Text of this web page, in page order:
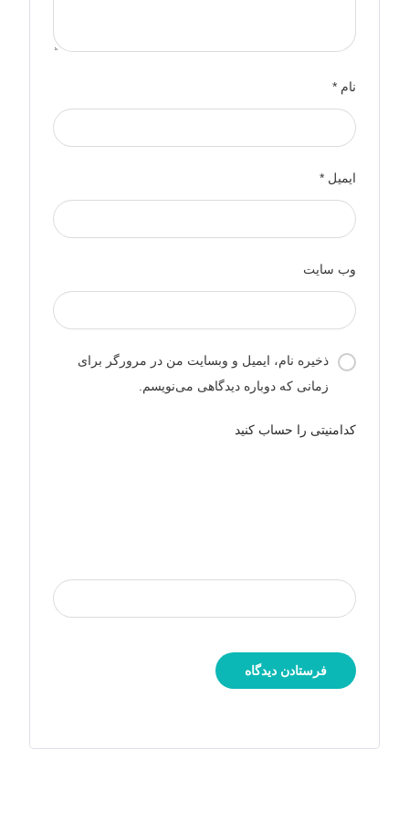
نام*
ایمیل*
وب‌ سایت
ذخیره نام، ایمیل و وبسایت من در مرورگر برای
زمانی که دوباره دیدگاهی می‌نویسم.
کدامنیتی را حساب کنید